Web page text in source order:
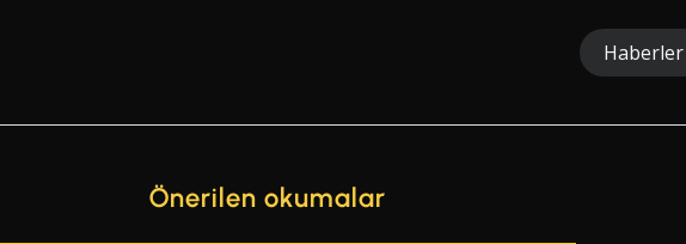
Haberler
Önerilen okumalar